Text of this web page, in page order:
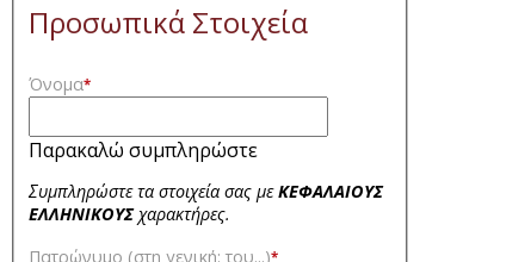
Προσωπικά Στοιχεία
Όνομα*
Παρακαλώ συμπληρώστε
Συμπληρώστε τα στοιχεία σας μεΚΕΦΑΛΑΙΟΥΣ
ΕΛΛΗΝΙΚΟΥΣχαρακτήρες.
Πατρώνυμο (στη γενική: του...)*